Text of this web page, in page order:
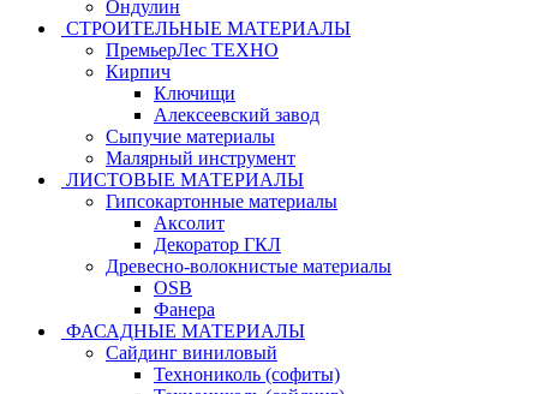
Ондулин
СТРОИТЕЛЬНЫЕ МАТЕРИАЛЫ
ПремьерЛес ТЕХНО
Кирпич
Ключищи
Алексеевский завод
Сыпучие материалы
Малярный инструмент
ЛИСТОВЫЕ МАТЕРИАЛЫ
Гипсокартонные материалы
Аксолит
Декоратор ГКЛ
Древесно-волокнистые материалы
OSB
Фанера
ФАСАДНЫЕ МАТЕРИАЛЫ
Сайдинг виниловый
Технониколь (софиты)